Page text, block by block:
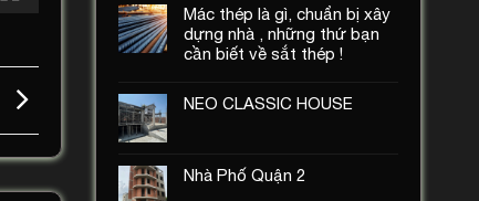
Mác thép là gì, chuẩn bị xây
dựng nhà , những thứ bạn
cần biết về sắt thép !
NEO CLASSIC HOUSE
Nhà Phố Quận 2